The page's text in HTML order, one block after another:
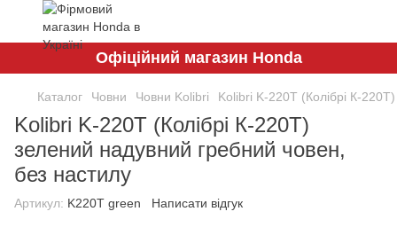
Офіційний магазин Honda
Каталог Човни Човни Kolibri Kolibri K-220T (Колібрі К-
Kolibri K-220T (Колібрі К-220Т)
зелений надувний гребний човен,
без настилу
Артикул: K220T green Написати відгук